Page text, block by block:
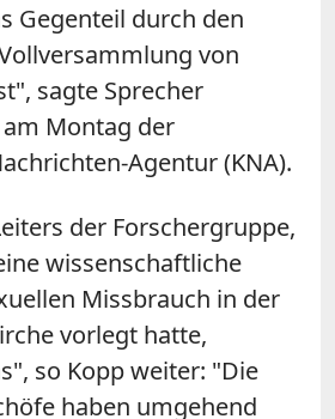
Gegenteil durch den
von
sagte Sprecher
Montag der
Agentur (KNA).
der Forschergruppe,
wissenschaftliche
Missbrauch in der
vorlegt hatte,
so Kopp weiter: "Die
haben umgehend